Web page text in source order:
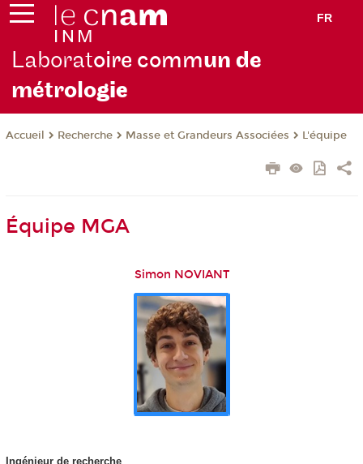
FR
Laboratoire commun de
métrologie
Accueil Recherche Masse et Grandeurs Associées L'équipe
Équipe MGA
Simon NOVIANT
Ingénieur de recherche